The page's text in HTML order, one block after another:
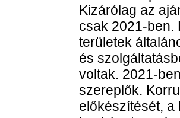
Kizárólag az
csak 2021-ben.
területek
és
voltak. 2021-
szereplők.
előkészítését, a